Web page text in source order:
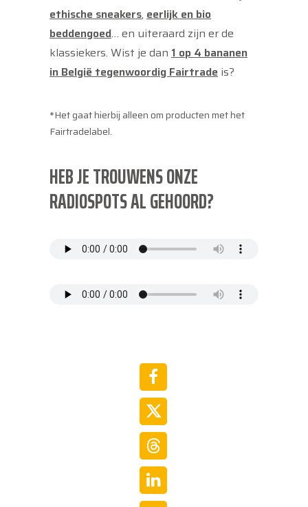
ethische sneakers, eerlijk en bio
beddengoed… en uiteraard zijn er de
klassiekers. Wist je dan 1 op 4 bananen
in België tegenwoordig Fairtrade is?
*Het gaat hierbij alleen om producten met het
Fairtradelabel.
HEB JE TROUWENS ONZE
RADIOSPOTS AL GEHOORD?